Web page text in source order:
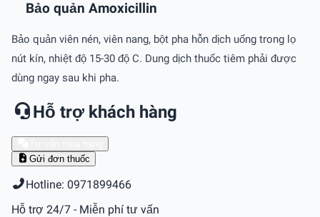
Bảo quản Amoxicillin
Bảo quản viên nén, viên nang, bột pha hỗn dịch uống trong lọ
nút kín, nhiệt độ 15-30 độ C. Dung dịch thuốc tiêm phải được
dùng ngay sau khi pha.
Hỗ trợ khách hàng
Gửi đơn thuốc
Hotline: 0971899466
Hỗ trợ 24/7 - Miễn phí tư vấn